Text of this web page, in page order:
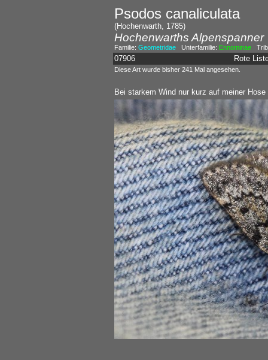
Psodos canaliculata
(Hochenwarth, 1785)
Hochenwarths Alpenspanner
Familie: GeometridaeUnterfamilie: Ennominae
07906 Rote
Diese Art wurde bisher 241 Mal angesehen.
Bei starkem Wind nur kurz auf meiner